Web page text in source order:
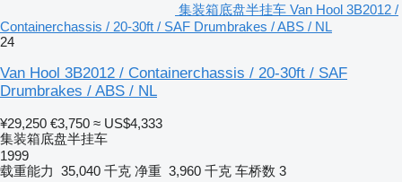
集装箱底盘半挂车 Van Hool 3B2012 /
Containerchassis / 20-30ft / SAF Drumbrakes / ABS / NL
24
Van Hool 3B2012 / Containerchassis / 20-30ft / SAF
Drumbrakes / ABS / NL
¥29,250 €3,750 ≈ US$4,333
集装箱底盘半挂车
1999
载重能力 35,040 千克 净重 3,960 千克 车桥数 3